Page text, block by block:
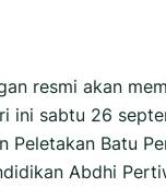
resmi akan
ini sabtu 26
Peletakan Batu
Abdhi